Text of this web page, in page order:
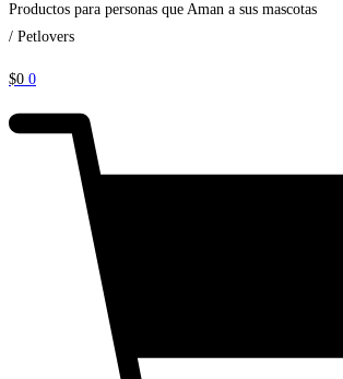
Productos para personas que Aman a sus mascotas
/ Petlovers
$0 0